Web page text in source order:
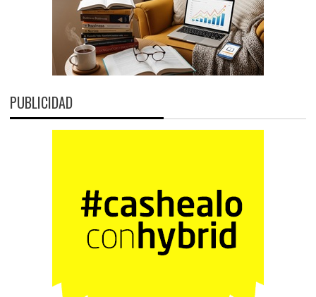
PUBLICIDAD